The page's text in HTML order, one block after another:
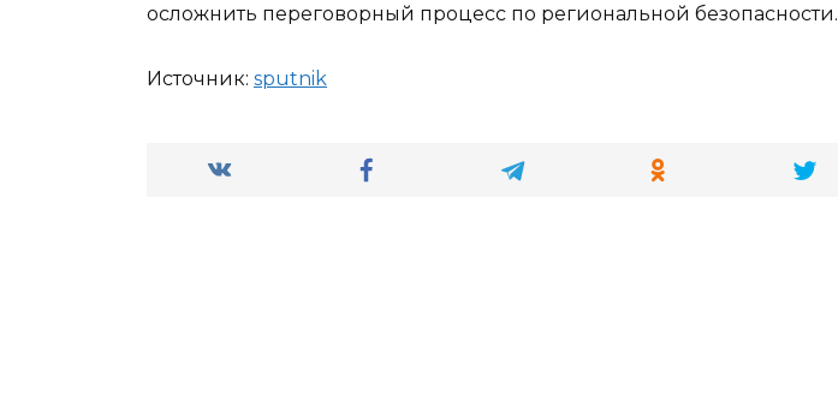
осложнить переговорный процесс по региональной безопасности.
Источник: sput­nik